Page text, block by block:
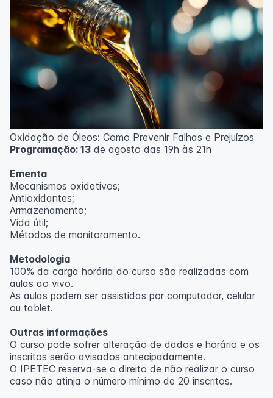
Oxidação de Óleos: Como Prevenir Falhas e Prejuízos
Programação: 13 de agosto das 19h às 21h
Ementa
Mecanismos oxidativos;
Antioxidantes;
Armazenamento;
Vida útil;
Métodos de monitoramento.
Metodologia
100% da carga horária do curso são realizadas com
aulas ao vivo.
As aulas podem ser assistidas por computador, celular
ou tablet.
Outras informações
O curso pode sofrer alteração de dados e horário e os
inscritos serão avisados ​​antecipadamente.
O IPETEC reserva-se o direito de não realizar o curso
caso não atinja o número mínimo de 20 inscritos.